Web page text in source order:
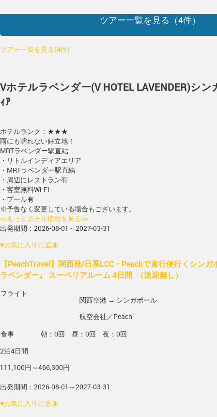
ツアー一覧を見る（4件）
ツアー一覧を見る(4件)
Vホテルラベンダー(V HOTEL LAVENDER)シン
ｨｱ
ホテルランク：★★★
雨にも濡れない好立地！
MRTラベンダー駅直結
・リトルインディアエリア
・MRTラベンダー駅直結
・周辺にレストラン有
・客室無料Wi-Fi
・プール有
※予告なく変更している場合もございます。
<<もっとホテル情報を見る>>
出発期間：2026-08-01～2027-03-31
♥お気に入りに追加
【PeachTravel】関西発/日系LCC・Peachで直行便行くシン
ラベンダー』 スーペリアルーム 4日間 （送迎無し）
フライト
関西空港 → シンガポール
航空会社／Peach
食事
朝：0回 昼：0回 夜：0回
2泊4日間
111,100円～466,300円
出発期間：2026-08-01～2027-03-31
♥お気に入りに追加